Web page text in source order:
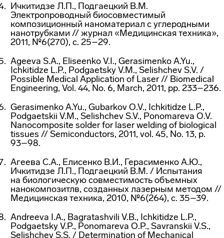
Ичкитидзе Л.П., Подгаецкий В.М.
Электропроводный биосовместимый
композиционный наноматериал с углеродными
нанотрубками // журнал «Медицинская техника»,
2011, №6(270), с. 25–29.
Ageeva S.A., Eliseenko V.I., Gerasimenko A.Yu.,
Ichkitidze L.P., Podgaetsky V.M., Selishchev S.V. /
Possible Medical Application of Laser // Biomedical
Engineering, Vol. 44, No. 6, March, 2011, pp. 233–236.
Gerasimenko A.Yu., Gubarkov O.V., Ichkitidze L.P.,
Podgaetskii V.M., Selishchev S.V., Ponomareva O.V.
Nanocomposite solder for laser welding of biological
tissues // Semiconductors, 2011, vol. 45, No. 13, p.
93–98.
Агеева С.А., Елисенко В.И., Герасименко А.Ю.,
Ичкитидзе Л.П., Подгаецкий В.М. / Испытания
на биологическую совместимость объемных
нанокомпозитлв, созданных лазерным методом //
Медицинская техника, 2010, №6(264), с. 35–39.
Andreeva I.A., Bagratashvili V.B., Ichkitidze L.P.,
Podgaetsky V.P., Ponomareva O.P., Savranskii V.S.,
Selishchev S.S. / Determination of Mechanical